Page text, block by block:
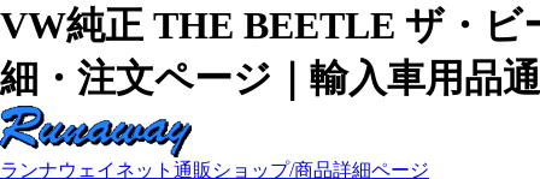
VW純正 THE BEETLE ザ・ビ
細・注文ページ｜輸入車用品
ランナウェイネット通販ショップ/商品詳細ページ